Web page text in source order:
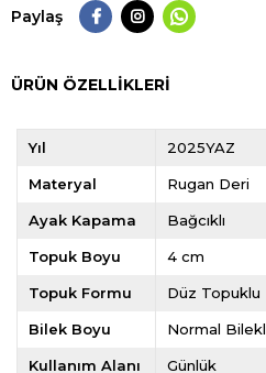
Paylaş
ÜRÜN ÖZELLIKLERI
Yıl 2025YAZ
Materyal Rugan Deri
Ayak Kapama Bağcıklı
Topuk Boyu 4 cm
Topuk Formu Düz Topuklu
Bilek Boyu Normal
Kullanım Alanı Günlük